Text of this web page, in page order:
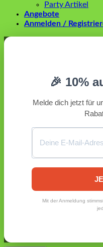
Party Artikel
Angebote
Anmelden /
🎉 10%
Melde dich jetzt für
Mit der Anmeldung
Anmelden
Angemeldet bleiben
Registrieren
E-Mail-Adresse gesendet.